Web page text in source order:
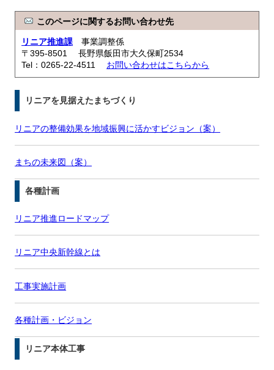
このページに関するお問い合わせ先
リニア推進課 事業調整係
〒395-8501 長野県飯田市大久保町2534
Tel：0265-22-4511 お問い合わせはこちらから
リニアを見据えたまちづくり
リニアの整備効果を地域振興に活かすビジョン（案）
まちの未来図（案）
各種計画
リニア推進ロードマップ
リニア中央新幹線とは
工事実施計画
各種計画・ビジョン
リニア本体工事